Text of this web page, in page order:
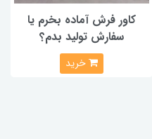
کاور فرش آماده بخرم یا
سفارش تولید بدم؟
خرید